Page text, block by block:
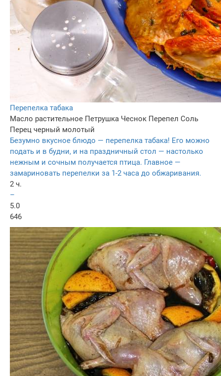
Перепелка табака
Масло растительное Петрушка Чеснок Перепел Соль
Перец черный молотый
Безумно вкусное блюдо — перепелка табака! Его можно
подать и в будни, и на праздничный стол — настолько
нежным и сочным получается птица. Главное —
замариновать перепелки за 1-2 часа до обжаривания.
2 ч.
–
5.0
646